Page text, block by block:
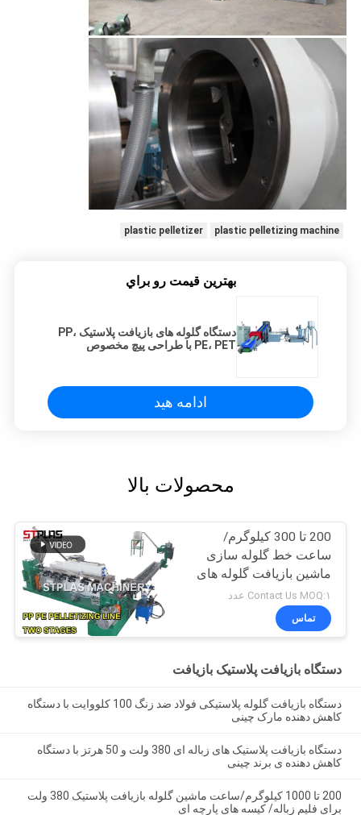
plastic pelletizing machine
plastic pelletizer
بهترين قيمت رو براي
دستگاه گلوله های بازیافت پلاستیک PP،
PE، PET با طراحی پیچ مخصوص
ادامه هید
محصولات بالا
200 تا 300 کیلوگرم/
ساعت خط گلوله سازی
ماشین بازیافت گلوله های
پلاستیکی HDPE
Contact Us MOQ:۱ عدد
تماس
دستگاه بازیافت پلاستیک بازیافت
دستگاه بازیافت گلوله پلاستیکی فولاد ضد زنگ 100 کلووایت با دستگاه
کاهش دهنده مارک چینی
دستگاه بازیافت پلاستیک های زباله ای 380 ولت و 50 هرتز با دستگاه
کاهش دهنده ی برند چینی
200 تا 1000 کیلوگرم/ساعت ماشین گلوله بازیافت پلاستیک 380 ولت
برای فلیم زباله/ کیسه های پارچه ای